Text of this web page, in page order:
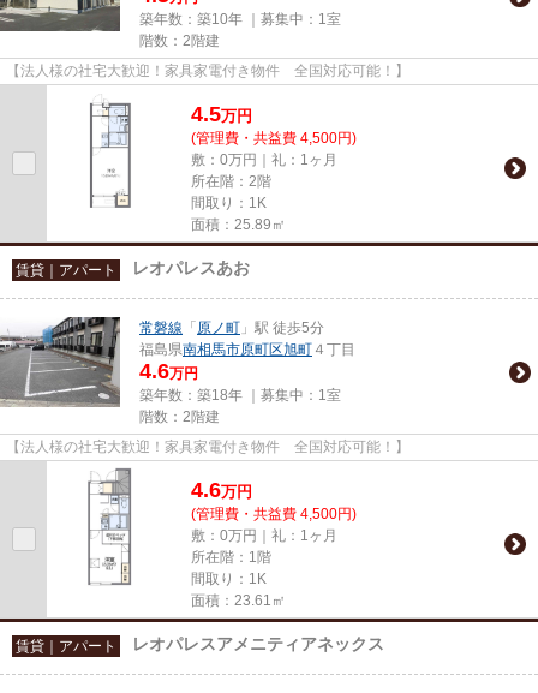
築年数：築10年 ｜募集中： 1室
階数：2階建
【法人様の社宅大歓迎！家具家電付き物件 全国対応可能！】
4.5万円
(管理費・共益費 4,500円)
敷：0万円｜礼：1ヶ月
所在階：2階
間取り：1K
面積：25.89㎡
賃貸｜アパート レオパレスあお
常磐線 「 原ノ町 」駅 徒歩5分
福島県南相馬市原町区旭町 ４丁目
4.6万円
築年数：築18年 ｜募集中： 1室
階数：2階建
【法人様の社宅大歓迎！家具家電付き物件 全国対応可能！】
4.6万円
(管理費・共益費 4,500円)
敷：0万円｜礼：1ヶ月
所在階：1階
間取り：1K
面積：23.61㎡
賃貸｜アパート レオパレスアメニティアネックス